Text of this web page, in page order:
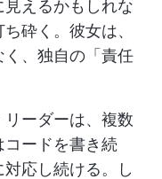
えるかもしれな
砕く。彼女は、
、独自の「責任
ーダーは、複数
ードを書き続
応し続ける。し